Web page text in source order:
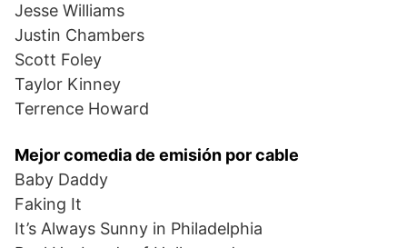
Jesse Williams
Justin Chambers
Scott Foley
Taylor Kinney
Terrence Howard
Mejor comedia de emisión por cable
Baby Daddy
Faking It
It’s Always Sunny in Philadelphia